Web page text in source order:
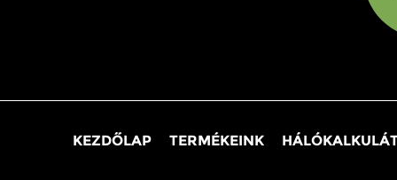
KEZDŐLAP TERMÉKEINK